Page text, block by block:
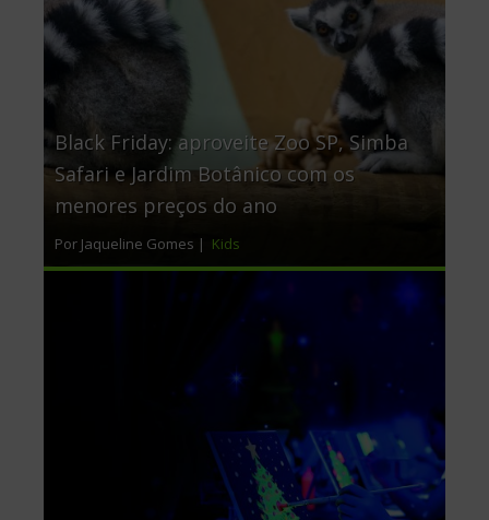
Black Friday: aproveite Zoo SP, Simba
Safari e Jardim Botânico com os
menores preços do ano
Por Jaqueline Gomes | Kids